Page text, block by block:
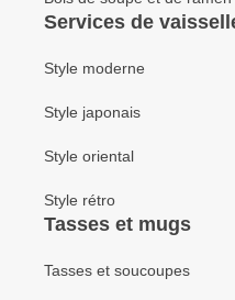
Services de
Style moderne
Style japonais
Style oriental
Style rétro
Tasses et mugs
Tasses et soucoupes